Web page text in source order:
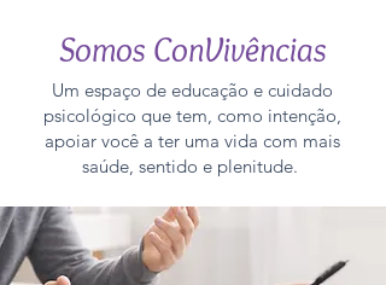
Somos ConVivências
Um espaço de educação e cuidado
psicológico que tem, como intenção,
apoiar você a ter uma vida com mais
saúde, sentido e plenitude.